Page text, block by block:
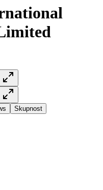
Skupnost